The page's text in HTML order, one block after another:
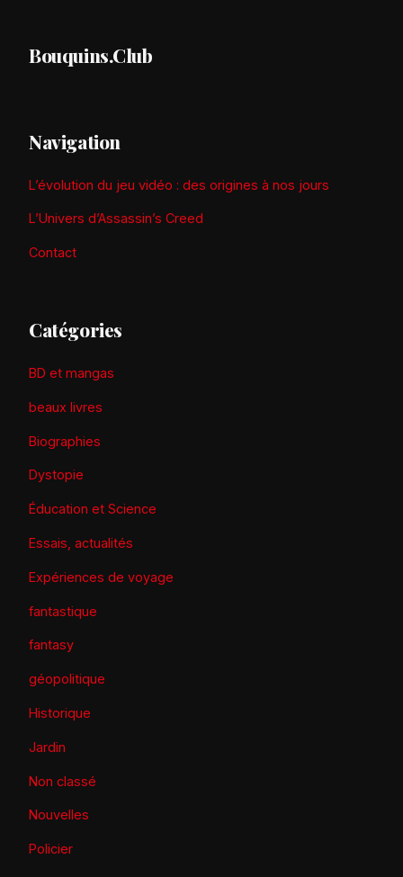
Bouquins.Club
Navigation
L’évolution du jeu vidéo : des origines à nos jours
L’Univers d’Assassin’s Creed
Contact
Catégories
BD et mangas
beaux livres
Biographies
Dystopie
Éducation et Science
Essais, actualités
Expériences de voyage
fantastique
fantasy
géopolitique
Historique
Jardin
Non classé
Nouvelles
Policier